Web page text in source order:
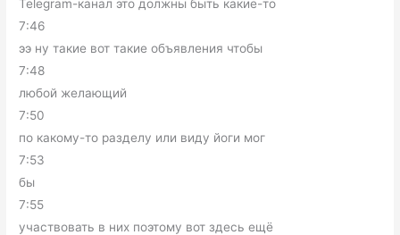
Telegram-канал это должны быть какие-то
7:46
ээ ну такие вот такие объявления чтобы
7:48
любой желающий
7:50
по какому-то разделу или виду йоги мог
7:53
бы
7:55
участвовать в них поэтому вот здесь ещё